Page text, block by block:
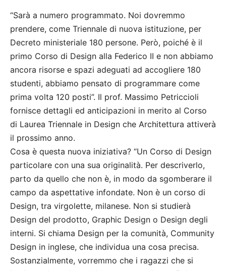
“Sarà a numero programmato. Noi dovremmo
prendere, come Triennale di nuova istituzione, per
Decreto ministeriale 180 persone. Però, poiché è il
primo Corso di Design alla Federico II e non abbiamo
ancora risorse e spazi adeguati ad accogliere 180
studenti, abbiamo pensato di programmare come
prima volta 120 posti”. Il prof. Massimo Petriccioli
fornisce dettagli ed anticipazioni in merito al Corso
di Laurea Triennale in Design che Architettura attiverà
il prossimo anno.
Cosa è questa nuova iniziativa? “Un Corso di Design
particolare con una sua originalità. Per descriverlo,
parto da quello che non è, in modo da sgomberare il
campo da aspettative infondate. Non è un corso di
Design, tra virgolette, milanese. Non si studierà
Design del prodotto, Graphic Design o Design degli
interni. Si chiama Design per la comunità, Community
Design in inglese, che individua una cosa precisa.
Sostanzialmente, vorremmo che i ragazzi che si